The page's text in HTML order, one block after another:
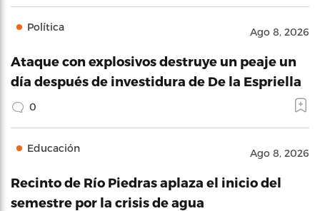
Política Ago 8, 2026
Ataque con explosivos destruye un peaje un
día después de investidura de De la Espriella
0
Educación Ago 8, 2026
Recinto de Río Piedras aplaza el inicio del
semestre por la crisis de agua